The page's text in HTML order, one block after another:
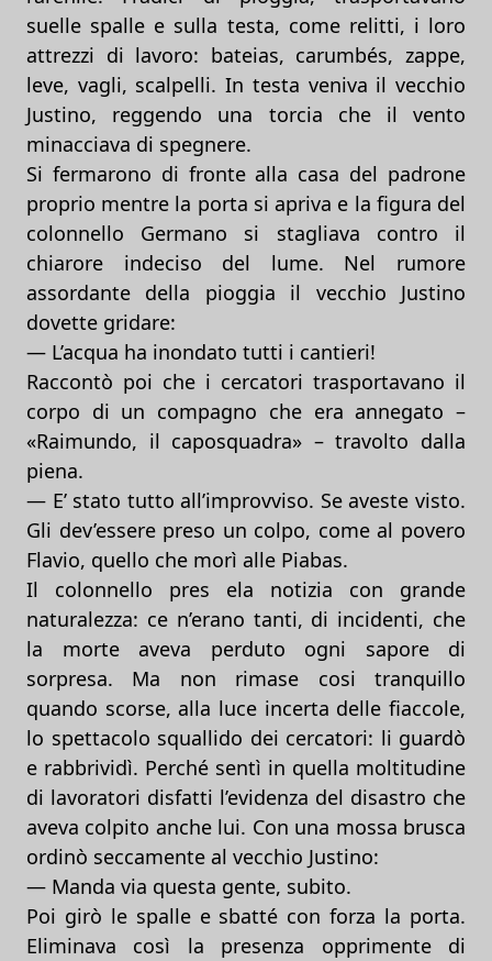
suelle spalle e sulla testa, come relitti, i loro
attrezzi di lavoro: bateias, carumbés, zappe,
leve, vagli, scalpelli. In testa veniva il vecchio
Justino, reggendo una torcia che il vento
minacciava di spegnere.
Si fermarono di fronte alla casa del padrone
proprio mentre la porta si apriva e la figura del
colonnello Germano si stagliava contro il
chiarore indeciso del lume. Nel rumore
assordante della pioggia il vecchio Justino
dovette gridare:
— L’acqua ha inondato tutti i cantieri!
Raccontò poi che i cercatori trasportavano il
corpo di un compagno che era annegato –
«Raimundo, il caposquadra» – travolto dalla
piena.
— E’ stato tutto all’improvviso. Se aveste visto.
Gli dev’essere preso un colpo, come al povero
Flavio, quello che morì alle Piabas.
Il colonnello pres ela notizia con grande
naturalezza: ce n’erano tanti, di incidenti, che
la morte aveva perduto ogni sapore di
sorpresa. Ma non rimase cosi tranquillo
quando scorse, alla luce incerta delle fiaccole,
lo spettacolo squallido dei cercatori: li guardò
e rabbrividì. Perché sentì in quella moltitudine
di lavoratori disfatti l’evidenza del disastro che
aveva colpito anche lui. Con una mossa brusca
ordinò seccamente al vecchio Justino:
— Manda via questa gente, subito.
Poi girò le spalle e sbatté con forza la porta.
Eliminava così la presenza opprimente di